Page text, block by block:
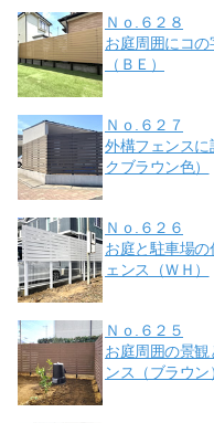
Ｎｏ.６２８
お庭周囲にコ
（ＢＥ）
Ｎｏ.６２７
外構フェンス
クブラウン色）
Ｎｏ.６２６
お庭と駐車場
ェンス（ＷＨ）
Ｎｏ.６２５
お庭周囲の景
ンス（ブラウン）